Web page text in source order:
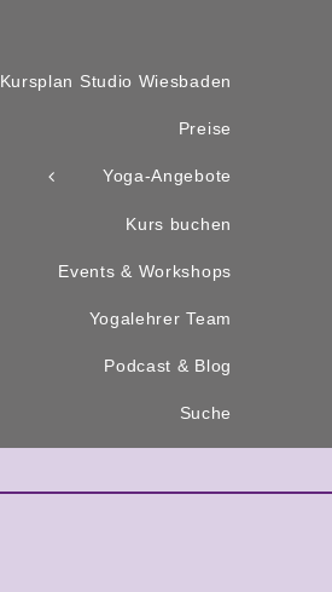
Kursplan Studio Wiesbaden
Preise
Yoga-Angebote
Kurs buchen
Events & Workshops
Yogalehrer Team
Podcast & Blog
Suche